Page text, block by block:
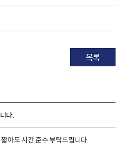
목록
다.
아도 시간 준수 부탁드립니다